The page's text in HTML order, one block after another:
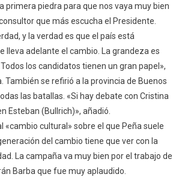
primera piedra para que nos vaya muy bien
que más escucha el Presidente.
y la verdad es que el país está
lleva adelante el cambio. La grandeza es
los candidatos tienen un gran papel»,
También se refirió a la provincia de Buenos
las batallas. «Si hay debate con Cristina
Esteban (Bullrich)», añadió.
«cambio cultural» sobre el que Peña suele
del cambio tiene que ver con la
La campaña va muy bien por el trabajo de
Barba que fue muy aplaudido.